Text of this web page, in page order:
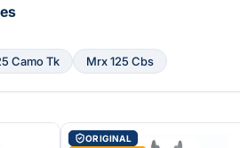
Camo Tk Mrx 125 Cbs
ORIGINAL